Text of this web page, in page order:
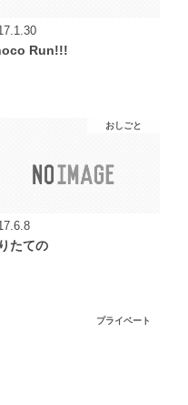
Run!!!
おしごと
たての
プライベート